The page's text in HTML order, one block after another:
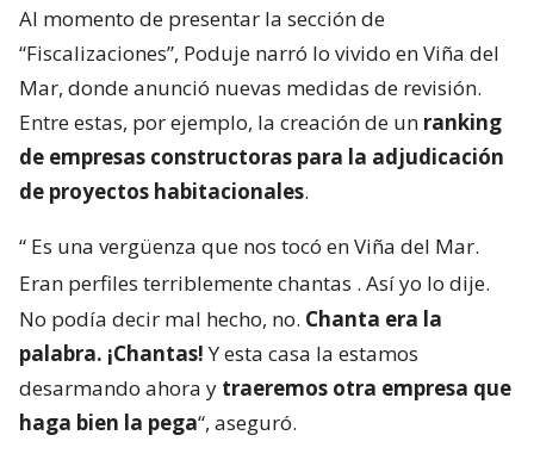
Al momento de presentar la sección de
“Fiscalizaciones”, Poduje narró lo vivido en Viña del
Mar, donde anunció nuevas medidas de revisión.
Entre estas, por ejemplo, la creación de un ranking
de empresas constructoras para la adjudicación
de proyectos habitacionales.
“ Es una vergüenza que nos tocó en Viña del Mar.
Eran perfiles terriblemente chantas . Así yo lo dije.
No podía decir mal hecho, no. Chanta era la
palabra. ¡Chantas!Y esta casa la estamos
desarmando ahora y traeremos otra empresa que
haga bien la pega“, aseguró.